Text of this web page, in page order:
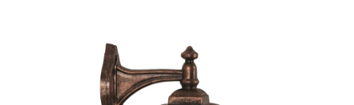
KANCELÁŘ / PRACOVNA
KOUPELNA A WC